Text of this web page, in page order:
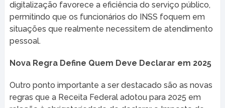
digitalização favorece a eficiência do serviço público,
permitindo que os funcionários do INSS foquem em
situações que realmente necessitem de atendimento
pessoal.
Nova Regra Define Quem Deve Declarar em 2025
Outro ponto importante a ser destacado são as novas
regras que a Receita Federal adotou para 2025 em